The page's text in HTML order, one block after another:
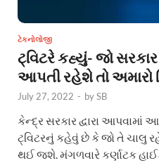
ટેકનોલોજી
ટ્વિટરે કહ્યું- જો સરકાર
આપતી રહેશે તો
July 27, 2022 - bySB
કેન્દ્ર સરકાર દ્વારા આપવામાં
ટ્વિટરનું કહેવું છે કે જો તે ચાલુ
થઈ જશે. મંગળવારે કર્ણાટક